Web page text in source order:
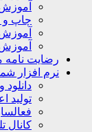
چاپ و
رضایت نامه
نرم افزار
تولید
کانال